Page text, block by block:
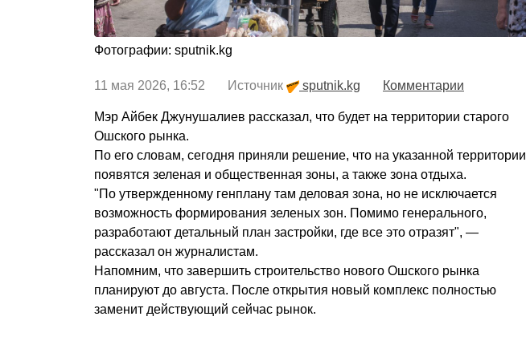
Фотографии: sputnik.kg
11 мая 2026, 16:52 Источник sputnik.kg Комментарии
Мэр Айбек Джунушалиев рассказал, что будет на территории старого
Ошского рынка.
По его словам, сегодня приняли решение, что на указанной территории
появятся зеленая и общественная зоны, а также зона отдыха.
"По утвержденному генплану там деловая зона, но не исключается
возможность формирования зеленых зон. Помимо генерального,
разработают детальный план застройки, где все это отразят", —
рассказал он журналистам.
Напомним, что завершить строительство нового Ошского рынка
планируют до августа. После открытия новый комплекс полностью
заменит действующий сейчас рынок.